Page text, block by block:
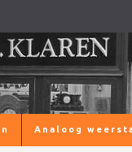
Analoog